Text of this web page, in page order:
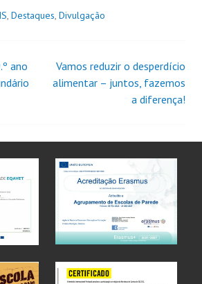
, Destaques, Divulgação
ano
Vamos reduzir o desperdício
alimentar – juntos, fazemos
a diferença!